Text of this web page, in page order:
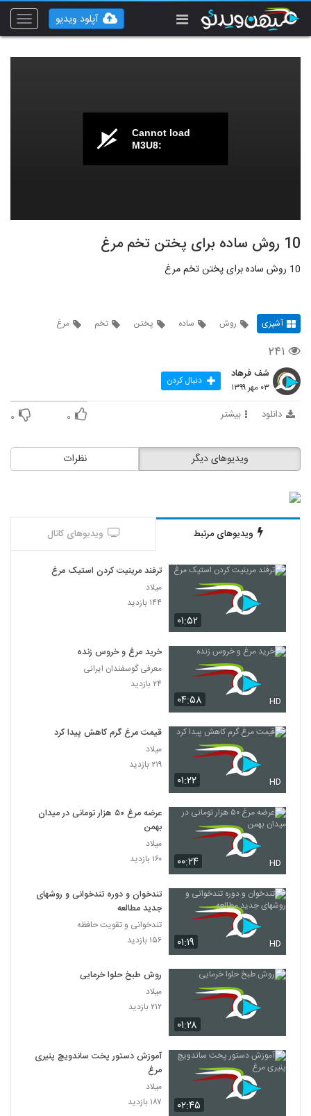
Toggle
آپلود ویدیو
Cannot load
M3U8:
10 روش ساده برای پختن تخم مرغ
10 روش ساده برای پختن تخم مرغ
آشپزی روش ساده پختن تخم مرغ
۲۴۱
شف فرهاد
۰۳ مهر ۱۳۹۹ دنبال کردن
دانلود بیشتر ۰ ۰
نظرات ویدیوهای دیگر
ویدیوهای مرتبط ویدیوهای کانال
۰۱:۵۲
ترفند مرینیت کردن استیک مرغ
میلاد
۱۴۴ بازدید
۰۴:۵۸ HD
خرید مرغ و خروس زنده
معرفی گوسفندان ایرانی
۲۴ بازدید
۰۱:۲۲ HD
قیمت مرغ گرم کاهش پیدا کرد
میلاد
۲۱۹ بازدید
۰۰:۲۴ HD
عرضه مرغ ۵۰ هزار تومانی در میدان
بهمن
میلاد
۱۶۰ بازدید
۰۱:۱۹ HD
تندخوان و دوره تندخوانی و روشهای
جدید مطالعه
تندخوانی و تقویت حافظه
۱۵۶ بازدید
۰۱:۲۸
روش طبخ حلوا خرمایی
میلاد
۲۱۲ بازدید
۰۲:۴۵
آموزش دستور پخت ساندویچ پنیری
مرغ
میلاد
۱۸۷ بازدید